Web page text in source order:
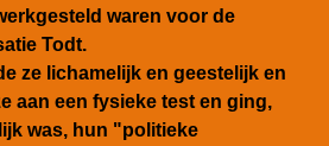
waren voor de
Todt.
ze lichamelijk en geestelijk en
aan een fysieke test en ging,
was, hun "politieke